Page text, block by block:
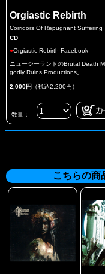
Orgiastic Rebirth
Corridors Of Repugnant Suffering
CD
●Orgiastic Rebirth Facebook
ニュージーランドのBrutal Death
godly Ruins Productions。
2,000円 （税込2,200円）
数量：
こちらの商